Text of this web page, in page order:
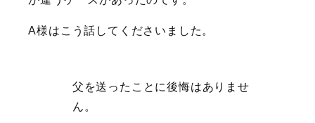
A様はこう話してくださいました。
父を送ったことに後悔はありませ
ん。